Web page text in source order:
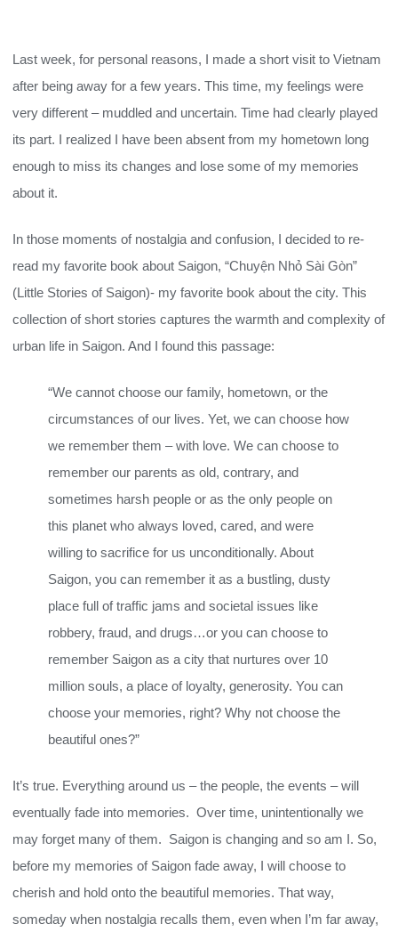
Last week, for personal reasons, I made a short visit to Vietnam
after being away for a few years. This time, my feelings were
very different – muddled and uncertain. Time had clearly played
its part. I realized I have been absent from my hometown long
enough to miss its changes and lose some of my memories
about it.
In those moments of nostalgia and confusion, I decided to re-
read my favorite book about Saigon, “Chuyện Nhỏ Sài Gòn”
(Little Stories of Saigon)- my favorite book about the city. This
collection of short stories captures the warmth and complexity of
urban life in Saigon. And I found this passage:
“We cannot choose our family, hometown, or the
circumstances of our lives. Yet, we can choose how
we remember them – with love. We can choose to
remember our parents as old, contrary, and
sometimes harsh people or as the only people on
this planet who always loved, cared, and were
willing to sacrifice for us unconditionally. About
Saigon, you can remember it as a bustling, dusty
place full of traffic jams and societal issues like
robbery, fraud, and drugs…or you can choose to
remember Saigon as a city that nurtures over 10
million souls, a place of loyalty, generosity. You can
choose your memories, right? Why not choose the
beautiful ones?”
It’s true. Everything around us – the people, the events – will
eventually fade into memories. Over time, unintentionally we
may forget many of them. Saigon is changing and so am I. So,
before my memories of Saigon fade away, I will choose to
cherish and hold onto the beautiful memories. That way,
someday when nostalgia recalls them, even when I’m far away,